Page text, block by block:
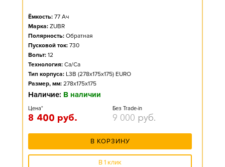
Ёмкость: 77 Ач
Марка: ZUBR
Полярность: Обратная
Пусковой ток: 730
Вольт: 12
Технология: Ca/Ca
Тип корпуса: L3B (278x175x175) EURO
Размер, мм: 278x175x175
Наличие: В наличии
Цена*
8 400 руб.
Без Trade-in
9 000 руб.
В КОРЗИНУ
В 1 клик